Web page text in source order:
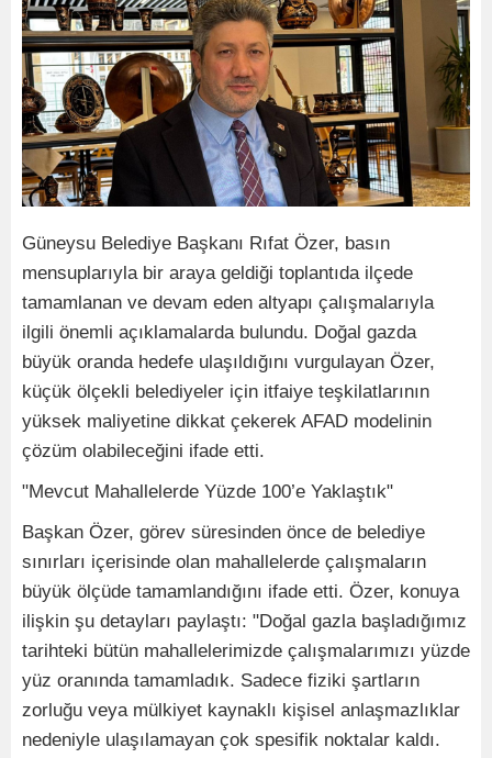
Güneysu Belediye Başkanı Rıfat Özer, basın
mensuplarıyla bir araya geldiği toplantıda ilçede
tamamlanan ve devam eden altyapı çalışmalarıyla
ilgili önemli açıklamalarda bulundu. Doğal gazda
büyük oranda hedefe ulaşıldığını vurgulayan Özer,
küçük ölçekli belediyeler için itfaiye teşkilatlarının
yüksek maliyetine dikkat çekerek AFAD modelinin
çözüm olabileceğini ifade etti.
"Mevcut Mahallelerde Yüzde 100’e Yaklaştık"
Başkan Özer, görev süresinden önce de belediye
sınırları içerisinde olan mahallelerde çalışmaların
büyük ölçüde tamamlandığını ifade etti. Özer, konuya
ilişkin şu detayları paylaştı: "Doğal gazla başladığımız
tarihteki bütün mahallelerimizde çalışmalarımızı yüzde
yüz oranında tamamladık. Sadece fiziki şartların
zorluğu veya mülkiyet kaynaklı kişisel anlaşmazlıklar
nedeniyle ulaşılamayan çok spesifik noktalar kaldı.